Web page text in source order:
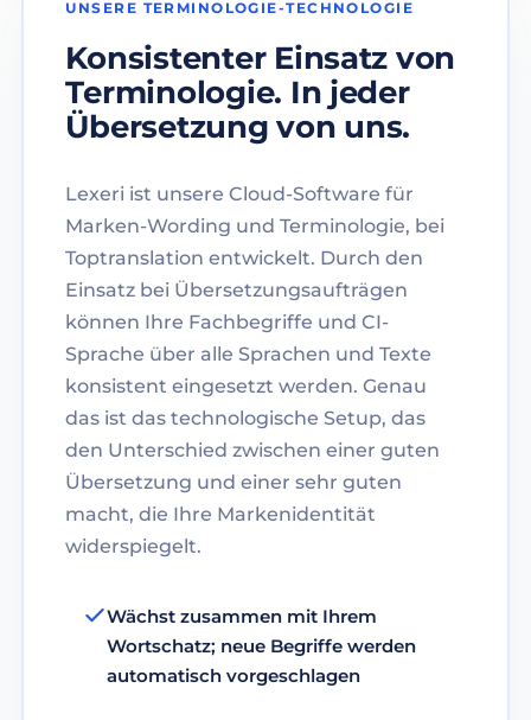
UNSERE TERMINOLOGIE-TECHNOLOGIE
Konsistenter Einsatz von
Terminologie. In jeder
Übersetzung von uns.
Lexeri ist unsere Cloud-Software für
Marken-Wording und Terminologie, bei
Toptranslation entwickelt. Durch den
Einsatz bei Übersetzungsaufträgen
können Ihre Fachbegriffe und CI-
Sprache über alle Sprachen und Texte
konsistent eingesetzt werden. Genau
das ist das technologische Setup, das
den Unterschied zwischen einer guten
Übersetzung und einer sehr guten
macht, die Ihre Markenidentität
widerspiegelt.
Wächst zusammen mit Ihrem
Wortschatz; neue Begriffe werden
automatisch vorgeschlagen